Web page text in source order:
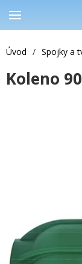
Úvod / Spojky a
Koleno